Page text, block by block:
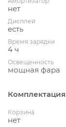
нет
Дисплей
есть
Время зарядки
4 ч
Освещенность
мощная фара
Комплектация
Корзина
нет